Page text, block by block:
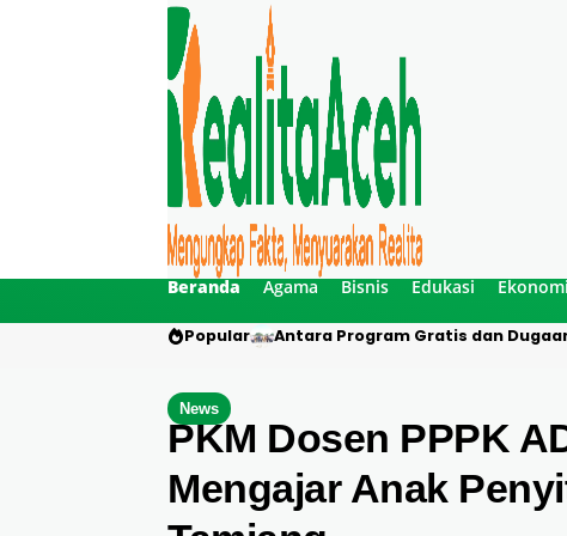
Beranda Agama Bisnis Edukasi
Popular Antara Program Gratis dan
News
PKM Dosen PPPK
Mengajar Anak